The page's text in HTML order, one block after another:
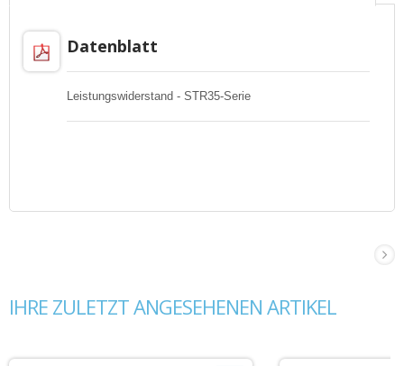
Datenblatt
Leistungswiderstand - STR35-Serie
IHRE ZULETZT ANGESEHENEN ARTIKEL